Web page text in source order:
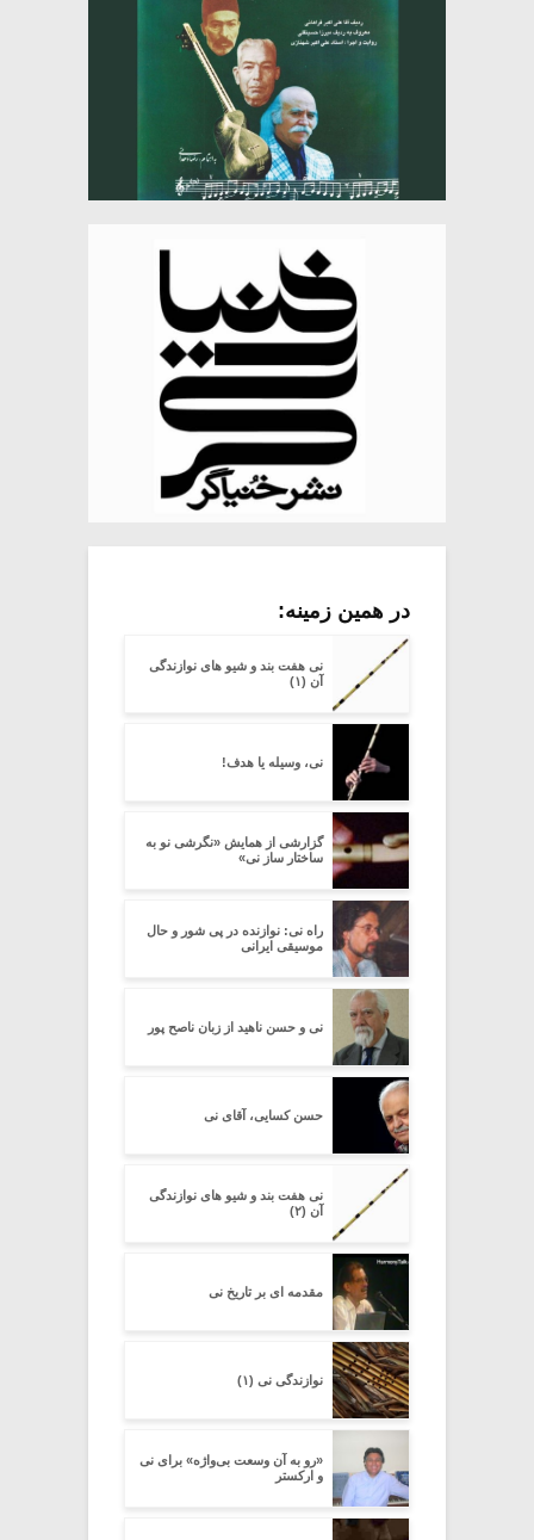
در همین زمینه:
نی هفت بند و شیو های نوازندگی
آن (۱)
نی، وسیله یا هدف!
گزارشی از همایش «نگرشی نو به
ساختار ساز نی»
راه نی: نوازنده در پی شور و حال
موسیقی ایرانی
نی و حسن ناهید از زبان ناصح پور
حسن کسایی، آقای نی
نی هفت بند و شیو های نوازندگی
آن (۲)
مقدمه ای بر تاریخ نی
نوازندگی نی (۱)
«رو به آن وسعت بی‌واژه» برای نی
و ارکستر